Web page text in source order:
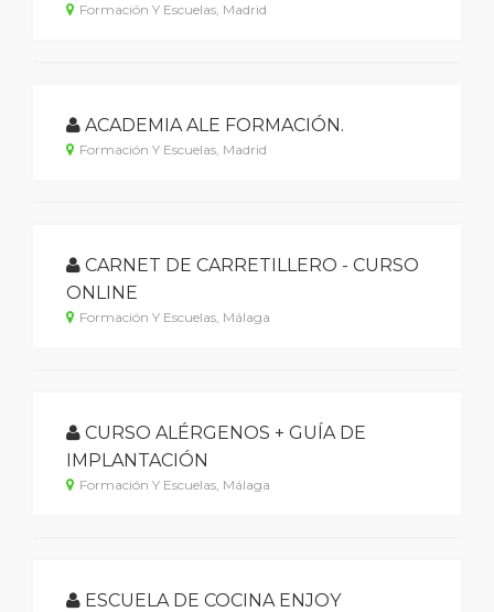
Formación Y Escuelas, Madrid
ACADEMIA ALE FORMACIÓN.
Formación Y Escuelas, Madrid
CARNET DE CARRETILLERO - CURSO
ONLINE
Formación Y Escuelas, Málaga
CURSO ALÉRGENOS + GUÍA DE
IMPLANTACIÓN
Formación Y Escuelas, Málaga
ESCUELA DE COCINA ENJOY